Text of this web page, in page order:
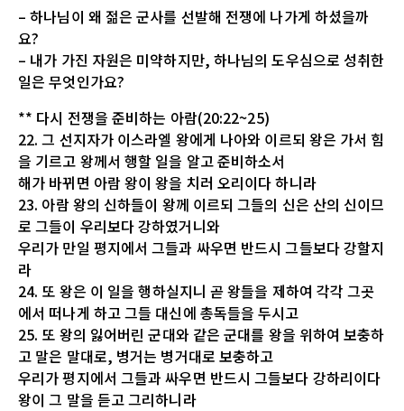
– 하나님이 왜 젊은 군사를 선발해 전쟁에 나가게 하셨을까
요?
– 내가 가진 자원은 미약하지만, 하나님의 도우심으로 성취한
일은 무엇인가요?
** 다시 전쟁을 준비하는 아람(20:22~25)
22. 그 선지자가 이스라엘 왕에게 나아와 이르되 왕은 가서 힘
을 기르고 왕께서 행할 일을 알고 준비하소서
해가 바뀌면 아람 왕이 왕을 치러 오리이다 하니라
23. 아람 왕의 신하들이 왕께 이르되 그들의 신은 산의 신이므
로 그들이 우리보다 강하였거니와
우리가 만일 평지에서 그들과 싸우면 반드시 그들보다 강할지
라
24. 또 왕은 이 일을 행하실지니 곧 왕들을 제하여 각각 그곳
에서 떠나게 하고 그들 대신에 총독들을 두시고
25. 또 왕의 잃어버린 군대와 같은 군대를 왕을 위하여 보충하
고 말은 말대로, 병거는 병거대로 보충하고
우리가 평지에서 그들과 싸우면 반드시 그들보다 강하리이다
왕이 그 말을 듣고 그리하니라